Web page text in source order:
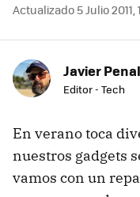
Actualizado 5 Julio 2011,
Javier
Editor - Tech
En verano toca
nuestros gadgets
vamos con un